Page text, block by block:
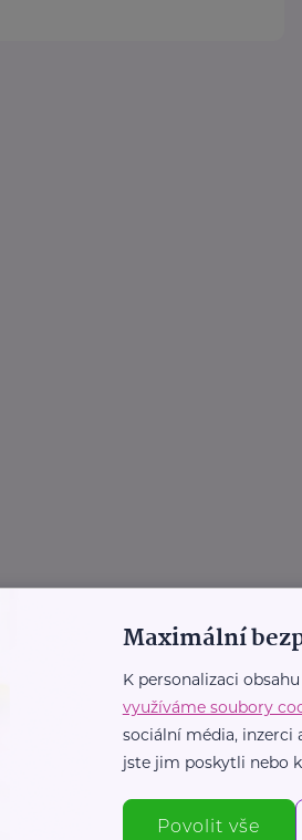
Maximální
K personalizaci
využíváme soubory
sociální média,
jste jim poskytli nebo
Povolit vše